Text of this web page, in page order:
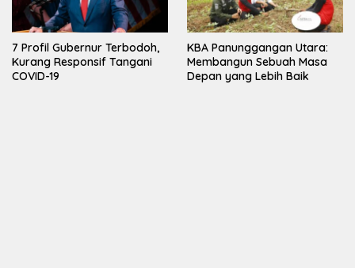
7 Profil Gubernur Terbodoh,
Kurang Responsif Tangani
COVID-19
KBA Panunggangan Utara:
Membangun Sebuah Masa
Depan yang Lebih Baik